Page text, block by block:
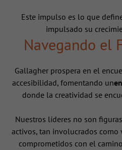
Este impulso es lo que
impulsado su
Navegando el
Gallagher prospera en el
accesibilidad, fomentando un
donde la creatividad se
Nuestros líderes no son
activos, tan involucrados
comprometidos con el